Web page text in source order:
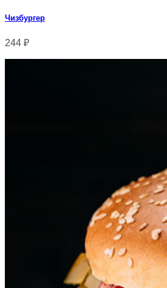
Чизбургер
244 ₽